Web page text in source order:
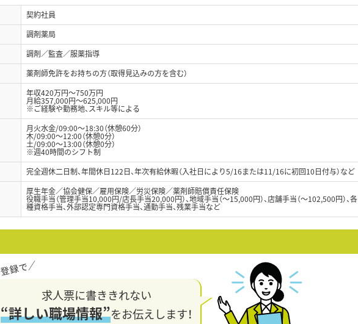
契約社員
調剤薬局
調剤／監査／服薬指導
薬剤師免許をお持ちの方（取得見込みの方を含む）
年収420万円～750万円
月給357,000円～625,000円
※ご経験や勤務地、スキル等による
月火水金/09:00～18:30（休憩60分）
木/09:00～12:00（休憩0分）
土/09:00～13:00（休憩0分）
※週40時間のシフト制
完全週休二日制、年間休日122日、年次有給休暇（入社日により5/16または11/16に初回10日付与）など
厚生年金／協会健保／雇用保険／労災保険／薬剤師賠償責任保険
役職手当（管理手当10,000円/店長手当20,000円）、地域手当（～15,000円）、店舗手当（～102,500円）、各
種資格手当、外部認定専門資格手当、通勤手当、残業手当など
求人票に書ききれない
“詳しい職場情報”をお伝えします！